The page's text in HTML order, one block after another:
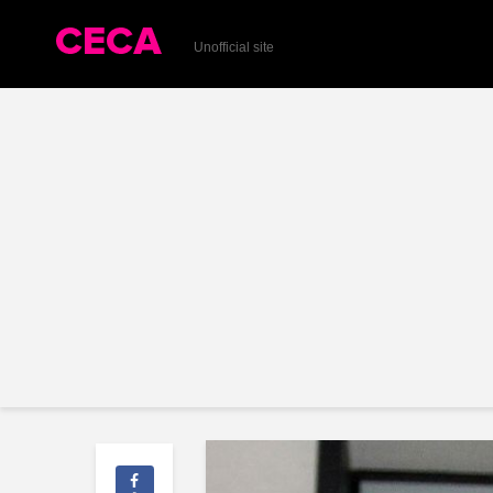
Unofficial site